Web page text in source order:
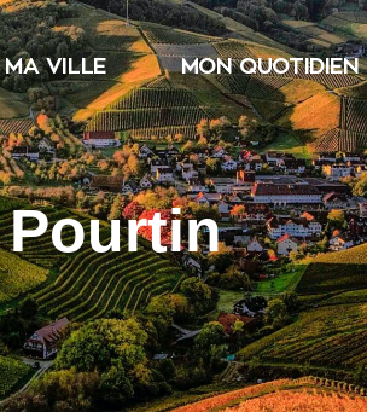
MA VILLE MON QUOTIDIEN